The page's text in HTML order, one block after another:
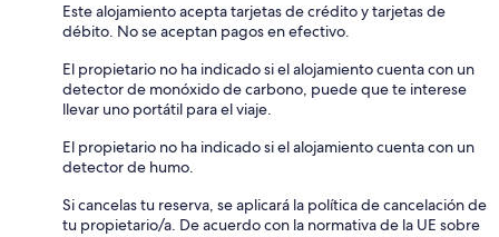
Este alojamiento acepta tarjetas de crédito y tarjetas de
débito. No se aceptan pagos en efectivo.
El propietario no ha indicado si el alojamiento cuenta con un
detector de monóxido de carbono, puede que te interese
llevar uno portátil para el viaje.
El propietario no ha indicado si el alojamiento cuenta con un
detector de humo.
Si cancelas tu reserva, se aplicará la política de cancelación de
tu propietario/a. De acuerdo con la normativa de la UE sobre